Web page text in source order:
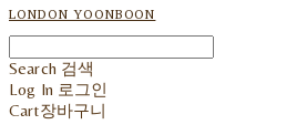
LONDON YOONBOON
Search 검색
Log In 로그인
Cart장바구니